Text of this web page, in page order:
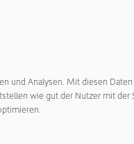
heizt das
Problem – und ihre
spaltfrei verschweißter
der mit Hilfe eines
überwachen die
mit weiteren
Dosierpumpen
und Analysen. Mit diesen
wie gut der Nutzer mit der